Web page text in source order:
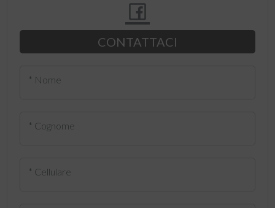
CONTATTACI
* Nome
* Cognome
* Cellulare